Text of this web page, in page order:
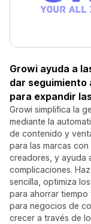
Growi ayuda a
dar seguimiento
para expandir
Growi simplifica la
mediante la
de contenido y
para las marcas
creadores, y ayuda
complicaciones.
sencilla, optimiza
para ahorrar
para negocios de
crecer a través de